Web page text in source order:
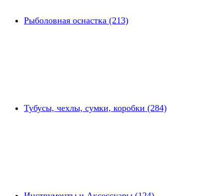
Рыболовная оснастка (213)
Тубусы, чехлы, сумки, коробки (284)